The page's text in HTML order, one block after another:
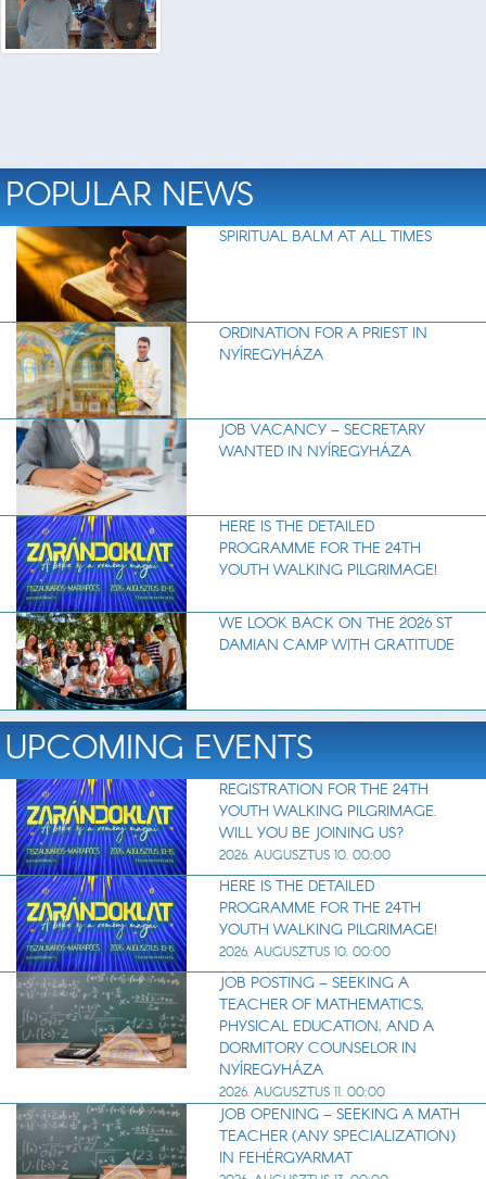
POPULAR NEWS
SPIRITUAL BALM AT ALL TIMES
ORDINATION FOR A PRIEST IN
NYÍREGYHÁZA
JOB VACANCY – SECRETARY
WANTED IN NYÍREGYHÁZA
HERE IS THE DETAILED
PROGRAMME FOR THE 24TH
YOUTH WALKING PILGRIMAGE!
WE LOOK BACK ON THE 2026 ST
DAMIAN CAMP WITH GRATITUDE
UPCOMING EVENTS
REGISTRATION FOR THE 24TH
YOUTH WALKING PILGRIMAGE.
WILL YOU BE JOINING US?
2026. AUGUSZTUS 10. 00:00
HERE IS THE DETAILED
PROGRAMME FOR THE 24TH
YOUTH WALKING PILGRIMAGE!
2026. AUGUSZTUS 10. 00:00
JOB POSTING – SEEKING A
TEACHER OF MATHEMATICS,
PHYSICAL EDUCATION, AND A
DORMITORY COUNSELOR IN
NYÍREGYHÁZA
2026. AUGUSZTUS 11. 00:00
JOB OPENING – SEEKING A MATH
TEACHER (ANY SPECIALIZATION)
IN FEHÉRGYARMAT